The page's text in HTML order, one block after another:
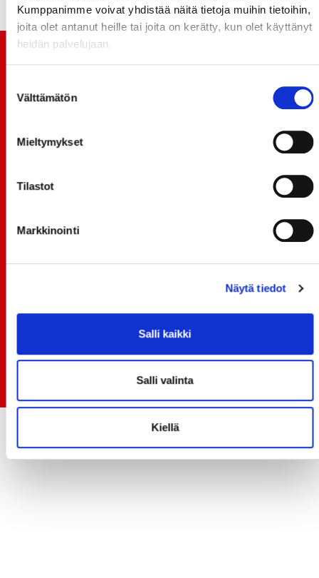
Kumppanimme voivat yhdistää näitä tietoja muihin tietoihin,
joita olet antanut heille tai joita on kerätty, kun olet käyttänyt
heidän palvelujaan.
valinta
Välttämätön
Mieltymykset
Tilastot
Markkinointi
Näytä tiedot
Salli kaikki
Salli valinta
Kiellä
JOKERIT-OTTELUN LIPUT MYYNTIIN HUOMENNA TI
21.7. 12:00 - ENNAKKOKYSYNTÄ POIKKEUKSELLISTA
LIIKUNTALEIKKIKOULUUN KESÄ-HEINÄKUUSSA!
SPORT-ÄSSÄT JA KOKO JOUKKUEEN MEET&GREET
Rinta-Joupin Autoliike jatkaa Sportin
Early Bird-lippupaketit nyt myynnissä! - näe
Jokerit-matsi ja useat muut